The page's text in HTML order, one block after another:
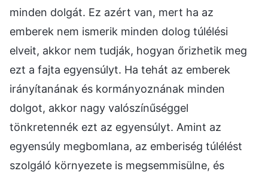
minden dolgát. Ez azért van, mert ha az
emberek nem ismerik minden dolog túlélési
elveit, akkor nem tudják, hogyan őrizhetik meg
ezt a fajta egyensúlyt. Ha tehát az emberek
irányítanának és kormányoznának minden
dolgot, akkor nagy valószínűséggel
tönkretennék ezt az egyensúlyt. Amint az
egyensúly megbomlana, az emberiség túlélést
szolgáló környezete is megsemmisülne, és